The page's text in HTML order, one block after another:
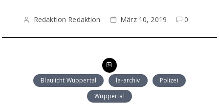
Redaktion Redaktion März 10, 2019 0
Blaulicht Wuppertal la-archiv
Polizei
Wuppertal